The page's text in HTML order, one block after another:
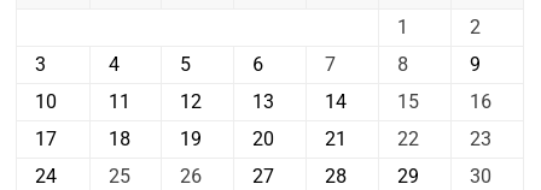
1
2
3
4 5 6 7 8
9
10
11 12 13 14 15
16
17
18 19 20 21 22
23
24
25 26 27 28 29
30